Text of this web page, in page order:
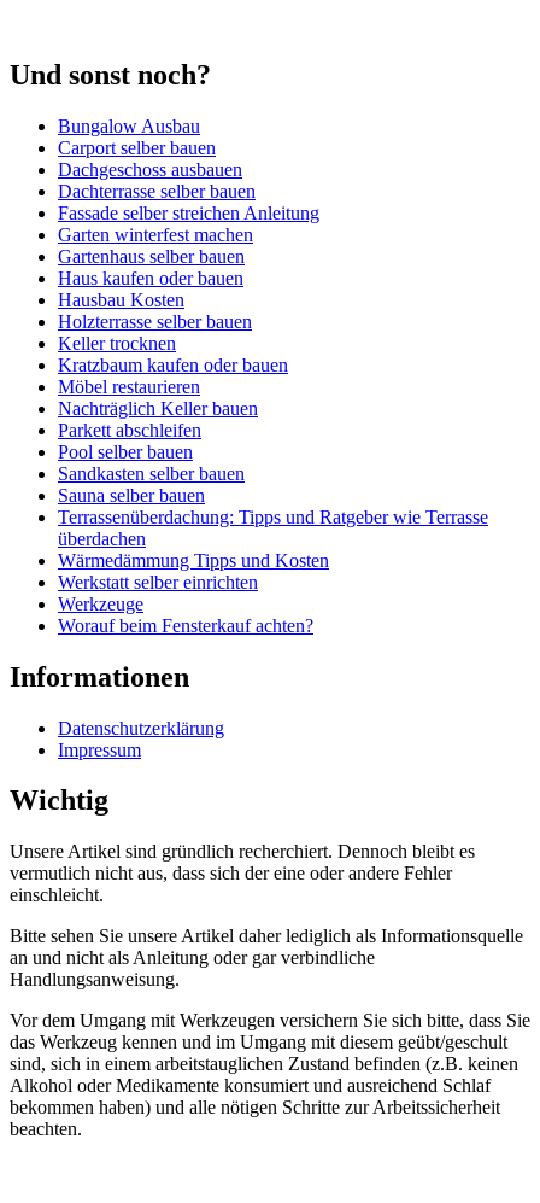
Und sonst noch?
Bungalow Ausbau
Carport selber bauen
Dachgeschoss ausbauen
Dachterrasse selber bauen
Fassade selber streichen Anleitung
Garten winterfest machen
Gartenhaus selber bauen
Haus kaufen oder bauen
Hausbau Kosten
Holzterrasse selber bauen
Keller trocknen
Kratzbaum kaufen oder bauen
Möbel restaurieren
Nachträglich Keller bauen
Parkett abschleifen
Pool selber bauen
Sandkasten selber bauen
Sauna selber bauen
Terrassenüberdachung: Tipps und Ratgeber wie Terrasse
überdachen
Wärmedämmung Tipps und Kosten
Werkstatt selber einrichten
Werkzeuge
Worauf beim Fensterkauf achten?
Informationen
Datenschutzerklärung
Impressum
Wichtig
Unsere Artikel sind gründlich recherchiert. Dennoch bleibt es
vermutlich nicht aus, dass sich der eine oder andere Fehler
einschleicht.
Bitte sehen Sie unsere Artikel daher lediglich als Informationsquelle
an und nicht als Anleitung oder gar verbindliche
Handlungsanweisung.
Vor dem Umgang mit Werkzeugen versichern Sie sich bitte, dass Sie
das Werkzeug kennen und im Umgang mit diesem geübt/geschult
sind, sich in einem arbeitstauglichen Zustand befinden (z.B. keinen
Alkohol oder Medikamente konsumiert und ausreichend Schlaf
bekommen haben) und alle nötigen Schritte zur Arbeitssicherheit
beachten.